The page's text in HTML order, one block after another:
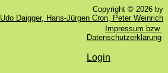
Copyright © 2026 by
Udo Daigger, Hans-Jürgen Cron, Peter Weinrich
Impressum bzw.
Datenschutzerklärung
Login